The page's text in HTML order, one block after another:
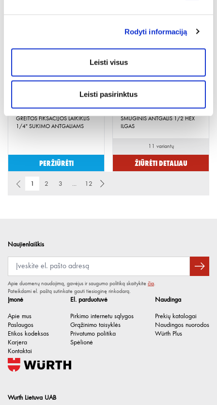
Rodyti informaciją
Leisti visus
Leisti pasirinktus
22 variantai
Žiūrėti detaliau
GREITOS FIKSACIJOS LAIKIKLIS
1/4" SUKIMO ANTGALIAMS
Peržiūrėti
SMŪGINIS ANTGALIS 1/2 HEX
ILGAS
11 variantų
Žiūrėti detaliau
1 2 3 12
Wurth Lietuva UAB
Įmonė
Apie mus
Paslaugos
Etikos kodeksas
Karjera
Kontaktai
El. parduotuvė
Pirkimo internetu sąlygos
Grąžinimo taisyklės
Privatumo politika
Spėlionė
Naudinga
Prekių katalogai
Naudingos nuorodos
Würth Plus
Naujienlaiškis
Apie duomenų naudojimą, gavėjus ir saugumo politiką skaitykite čia.
Pateikdami el. paštą sutinkate gauti tiesioginę rinkodarą.